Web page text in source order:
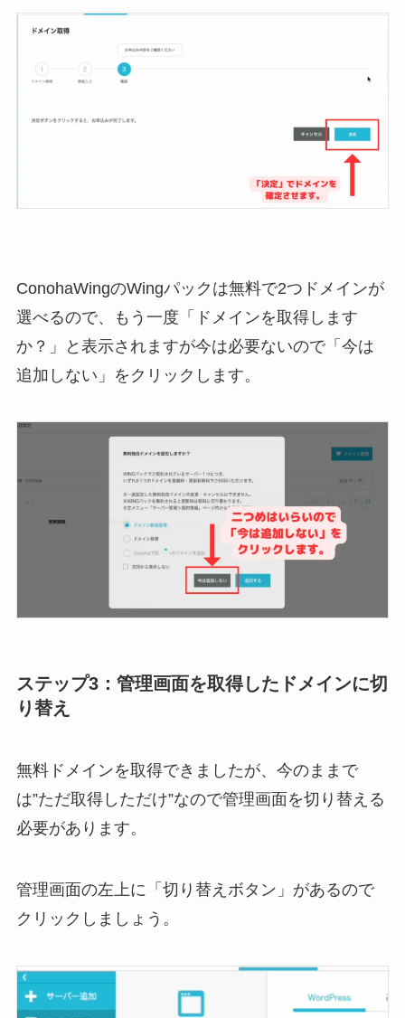
ConohaWingのWingパックは無料で2つドメインが
選べるので、もう一度「ドメインを取得します
か？」と表示されますが今は必要ないので「今は
追加しない」をクリックします。
ステップ3：管理画面を取得したドメインに切
り替え
無料ドメインを取得できましたが、今のままで
は”ただ取得しただけ”なので管理画面を切り替える
必要があります。
管理画面の左上に「切り替えボタン」があるので
クリックしましょう。